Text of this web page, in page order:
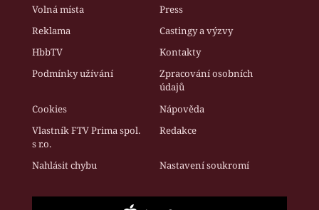
Volná místa
Press
Reklama
Castingy a výzvy
HbbTV
Kontakty
Podmínky užívání
Zpracování osobních
údajů
Cookies
Nápověda
Vlastník FTV Prima spol.
s r.o.
Redakce
Nahlásit chybu Nastavení soukromí